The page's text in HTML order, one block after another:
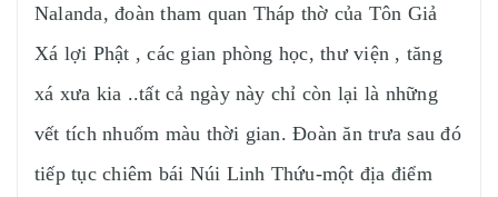
Nalanda, đoàn tham quan Tháp thờ của Tôn Giả
Xá lợi Phật , các gian phòng học, thư viện , tăng
xá xưa kia ..tất cả ngày này chỉ còn lại là những
vết tích nhuốm màu thời gian. Đoàn ăn trưa sau đó
tiếp tục chiêm bái Núi Linh Thứu-một địa điểm